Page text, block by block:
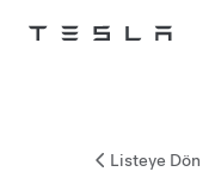
Tesla
Listeye Dön